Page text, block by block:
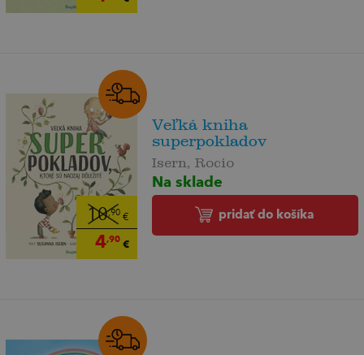
10,90€
4,90€
Veľká kniha
superpokladov
Isern, Rocio
Na sklade
pridať do košíka